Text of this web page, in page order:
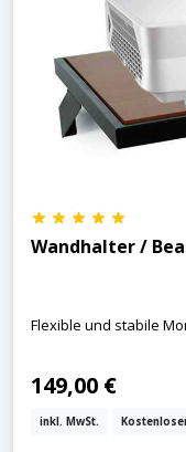
Wandhalter /
Flexible und stabile
149,00 €
inkl. MwSt.